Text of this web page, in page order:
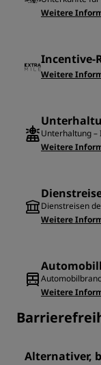
Weitere
Incentive-
Weitere
Unterhaltung –
Weitere
Dienstreisen
Weitere
Weitere
Alternativer,